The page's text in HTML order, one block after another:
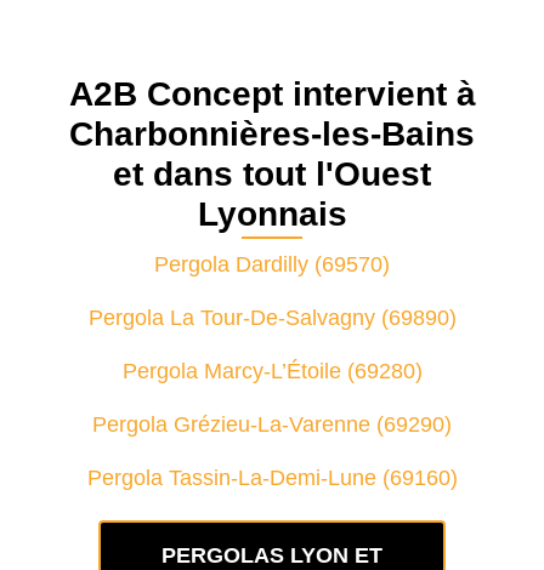
A2B Concept intervient à
Charbonnières-les-Bains
et dans tout l'Ouest
Lyonnais
Pergola Dardilly (69570)
Pergola La Tour-De-Salvagny (69890)
Pergola Marcy-L’Étoile (69280)
Pergola Grézieu-La-Varenne (69290)
Pergola Tassin-La-Demi-Lune (69160)
PERGOLAS LYON ET